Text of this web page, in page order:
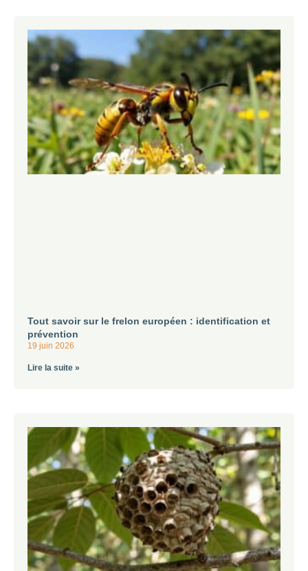
Tout savoir sur le frelon européen : identification et
prévention
19 juin 2026
Lire la suite »